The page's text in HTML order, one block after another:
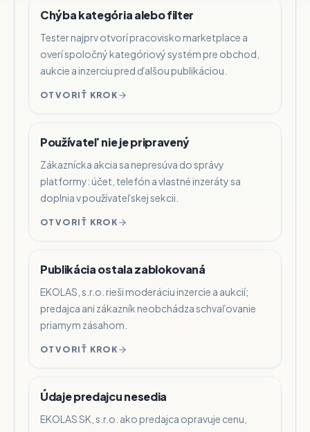
Chýba kategória alebo filter
Tester najprv otvorí pracovisko marketplace a
overí spoločný kategóriový systém pre obchod,
aukcie a inzerciu pred ďalšou publikáciou.
OTVORIŤ KROK
Používateľ nie je pripravený
Zákaznícka akcia sa nepresúva do správy
platformy: účet, telefón a vlastné inzeráty sa
doplnia v používateľskej sekcii.
OTVORIŤ KROK
Publikácia ostala zablokovaná
EKOLAS, s.r.o. rieši moderáciu inzercie a aukcií;
predajca ani zákazník neobchádza schvaľovanie
priamym zásahom.
OTVORIŤ KROK
Údaje predajcu nesedia
EKOLAS SK, s.r.o. ako predajca opravuje cenu,